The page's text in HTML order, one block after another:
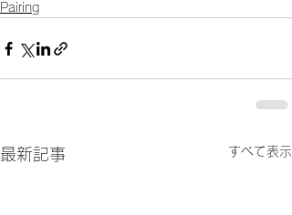
Pairing
最新記事 すべて表示